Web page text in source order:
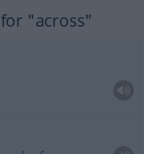
"across"